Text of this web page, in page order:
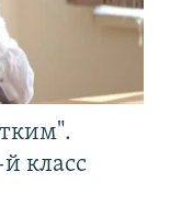
класс